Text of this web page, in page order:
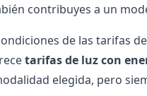
contribuyes a un
de las tarifas
tarifas de luz con
elegida, pero